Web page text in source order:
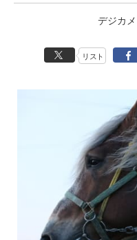
デジカ
リスト